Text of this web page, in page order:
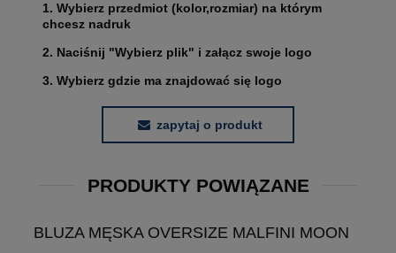
1. Wybierz przedmiot (kolor,rozmiar) na którym
chcesz nadruk
2. Naciśnij "Wybierz plik" i załącz swoje logo
3. Wybierz gdzie ma znajdować się logo
zapytaj o produkt
PRODUKTY POWIĄZANE
BLUZA MĘSKA OVERSIZE MALFINI MOON